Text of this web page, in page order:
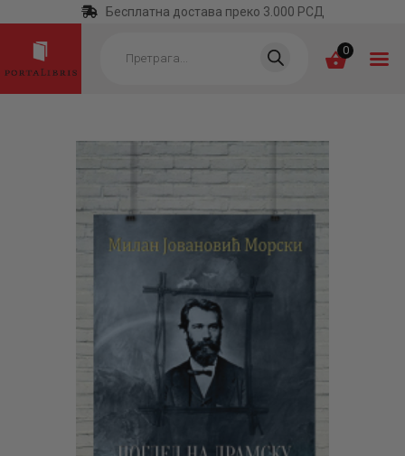
Бесплатна достава преко 3.000 РСД
search 0
ПОЧЕТНА
КАТЕГОРИЈЕ
НАЈПРОДАВАНИЈЕ
НОВЕ КЊИГЕ
ОТРГНУТО ОД
ЗАБОРАВА
АУТОРИ
АКТУЕЛНОСТИ
ЦЕНОВНИК
ПИСМО